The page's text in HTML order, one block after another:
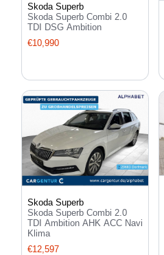
Skoda Superb
Skoda Superb Combi 2.0
TDI DSG Ambition
€10,990
Skoda Superb
Skoda Superb Combi 2.0
TDI Ambition AHK ACC Navi
Klima
€12,597